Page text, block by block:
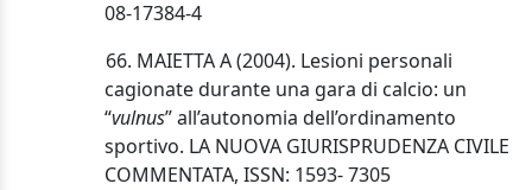
08-17384-4
66. MAIETTA A (2004). Lesioni personali
cagionate durante una gara di calcio: un
“vulnus” all’autonomia dell’ordinamento
sportivo. LA NUOVA GIURISPRUDENZA CIVILE
COMMENTATA, ISSN: 1593- 7305